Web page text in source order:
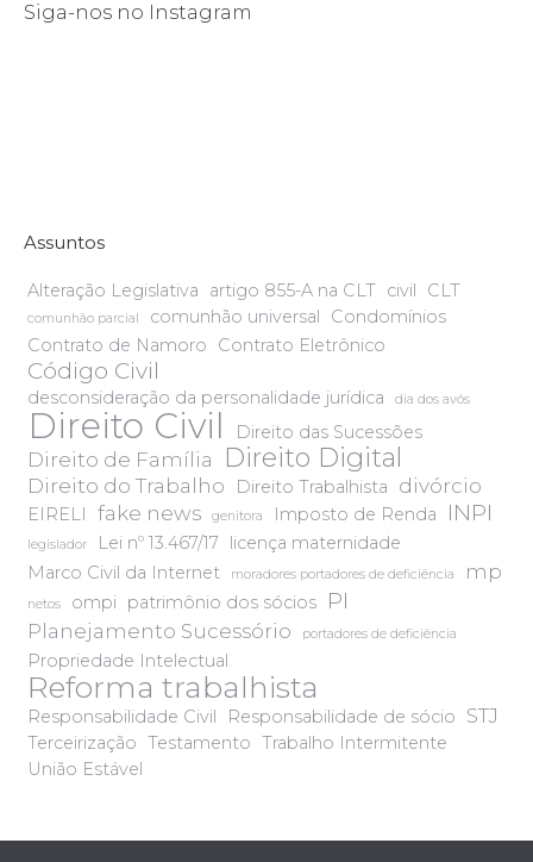
Siga-nos no Instagram
Assuntos
Alteração Legislativa artigo 855-A na CLT civil CLT
comunhão parcial comunhão universal
Condomínios
Contrato de Namoro
Contrato Eletrônico
Código Civil
desconsideração da personalidade jurídica dia dos avós
Direito Civil Direito das Sucessões
Direito de Família Direito Digital
Direito do Trabalho Direito Trabalhista divórcio
EIRELI fake news genitora Imposto de Renda INPI
legislador Lei nº 13.467/17
licença maternidade
Marco Civil da Internet
moradores portadores de deficiência mp
netos ompi patrimônio dos sócios PI
Planejamento Sucessório portadores de deficiência
Propriedade Intelectual
Reforma trabalhista
Responsabilidade Civil Responsabilidade de sócio STJ
Terceirização Testamento Trabalho Intermitente
União Estável